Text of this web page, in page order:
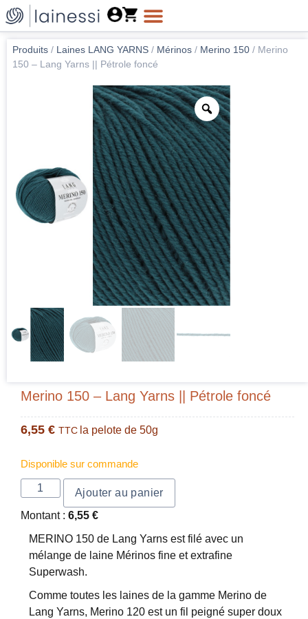
Produits / Laines LANG YARNS / Mérinos / Merino 150 / Merino
150 – Lang Yarns || Pétrole foncé
Merino 150 – Lang Yarns || Pétrole foncé
6,55 € TTC la pelote de 50g
Disponible sur commande
Ajouter au panier
Montant : 6,55 €
MERINO 150 de Lang Yarns est filé avec un
mélange de laine Mérinos fine et extrafine
Superwash.
Comme toutes les laines de la gamme Merino de
Lang Yarns, Merino 120 est un fil peigné super doux